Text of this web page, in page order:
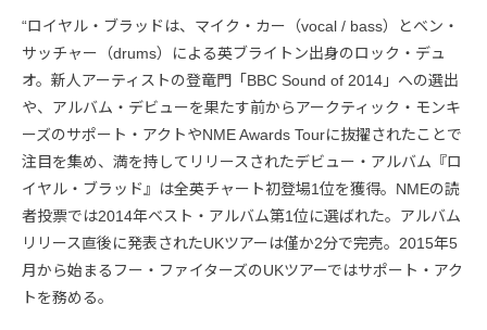
“ロイヤル・ブラッドは、マイク・カー（vocal / bass）とベン・
サッチャー（drums）による英ブライトン出身のロック・デュ
オ。新人アーティストの登竜門「BBC Sound of 2014」への選出
や、アルバム・デビューを果たす前からアークティック・モンキ
ーズのサポート・アクトやNME Awards Tourに抜擢されたことで
注目を集め、満を持してリリースされたデビュー・アルバム『ロ
イヤル・ブラッド』は全英チャート初登場1位を獲得。NMEの読
者投票では2014年ベスト・アルバム第1位に選ばれた。アルバム
リリース直後に発表されたUKツアーは僅か2分で完売。2015年5
月から始まるフー・ファイターズのUKツアーではサポート・アク
トを務める。